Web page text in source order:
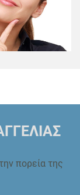
πορεία της